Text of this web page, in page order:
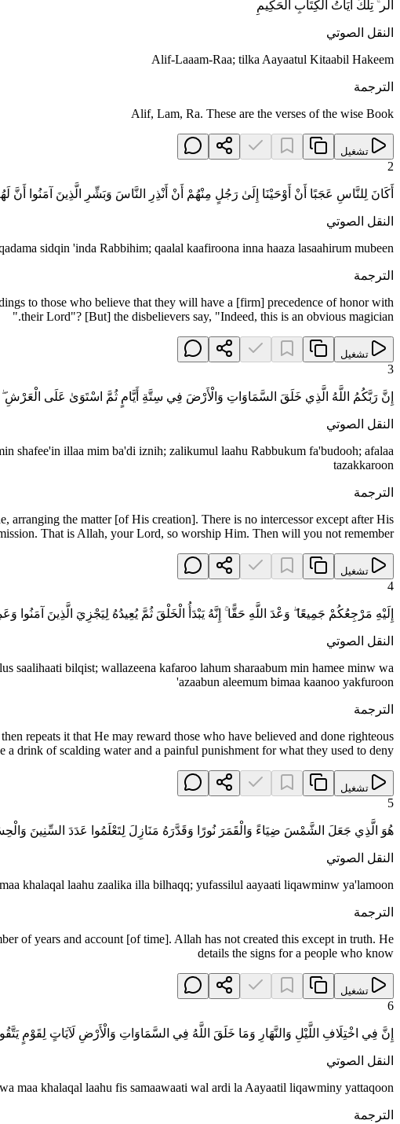
الر ۚ تِلْكَ آيَاتُ الْكِتَابِ الْحَكِيمِ
النقل الصوتي
Alif-Laaam-Raa; tilka Aayaatul Kitaabil Hakeem
الترجمة
Alif, Lam, Ra. These are the verses of the wise Book
تشغيل
2
أَكَانَ لِلنَّاسِ عَجَبًا أَنْ أَوْحَيْنَا إِلَىٰ رَجُلٍ مِنْهُمْ أَنْ أَنْذِرِ النَّاسَ وَبَشِّرِ الَّذِينَ آمَنُوا
النقل الصوتي
sidqin 'inda Rabbihim; qaalal kaafiroona inna haaza lasaahirum mubeen
الترجمة
to those who believe that they will have a [firm] precedence of honor with
their Lord"? [But] the disbelievers say, "Indeed, this is an obvious magician."
تشغيل
3
إِنَّ رَبَّكُمُ اللَّهُ الَّذِي خَلَقَ السَّمَاوَاتِ وَالْأَرْضَ فِي سِتَّةِ أَيَّامٍ ثُمَّ اسْتَوَىٰ عَلَى الْعَرْشِ
النقل الصوتي
shafee'in illaa mim ba'di iznih; zalikumul laahu Rabbukum fa'budooh; afalaa
tazakkaroon
الترجمة
arranging the matter [of His creation]. There is no intercessor except after His
That is Allah, your Lord, so worship Him. Then will you not remember?
تشغيل
4
إِلَيْهِ مَرْجِعُكُمْ جَمِيعًا ۖ وَعْدَ اللَّهِ حَقًّا ۚ إِنَّهُ يَبْدَأُ الْخَلْقَ ثُمَّ يُعِيدُهُ لِيَجْزِيَ الَّذِينَ
النقل الصوتي
saalihaati bilqist; wallazeena kafaroo lahum sharaabum min hamee minw wa
'azaabun aleemum bimaa kaanoo yakfuroon
الترجمة
repeats it that He may reward those who have believed and done righteous
drink of scalding water and a painful punishment for what they used to deny.
تشغيل
5
هُوَ الَّذِي جَعَلَ الشَّمْسَ ضِيَاءً وَالْقَمَرَ نُورًا وَقَدَّرَهُ مَنَازِلَ لِتَعْلَمُوا عَدَدَ السِّنِينَ
النقل الصوتي
khalaqal laahu zaalika illa bilhaqq; yufassilul aayaati liqawminw ya'lamoon
الترجمة
of years and account [of time]. Allah has not created this except in truth. He
details the signs for a people who know
تشغيل
6
إِنَّ فِي اخْتِلَافِ اللَّيْلِ وَالنَّهَارِ وَمَا خَلَقَ اللَّهُ فِي السَّمَاوَاتِ وَالْأَرْضِ لَآيَاتٍ لِقَوْمٍ
النقل الصوتي
maa khalaqal laahu fis samaawaati wal ardi la Aayaatil liqawminy yattaqoon
الترجمة